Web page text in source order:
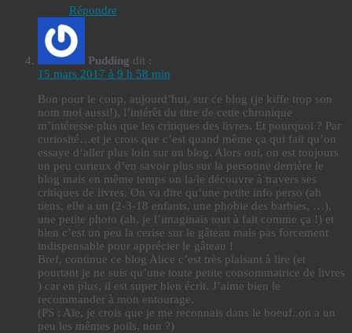
Répondre
Pudding dit :
15 mars 2017 à 9 h 58 min
Bon pour le coup, aujourd’hui, sur ce blog (je kiffe trop son
nom moi aussi!), l’intérêt du titre de cette chronique
m’intéresse plus que les critiques des livres. Et pourquoi ? Par
curiosité…et je crois que c’est quand même ça qui fait qu’on
essaye d’aller plus loin sur un blog. Alors oui, on est toujours
un peu curieux d’en savoir plus sur la personne derrière le
blog mais en même temps on la/le découvre à travers ses
critiques de livres. On va dire qu’une petite info perso (ah
tiens, elle a un (2-3-18 enfants, une phobie des barbies, …),
une petite photo (ah, je l’imaginais tout à fait comme ça !) et
bien c’est un peu la cerise sur le gâteau mais pas forcement
indispensable pour apprécier le gâteau !
Bref, continue ce blog Alice c’est très plaisant à lire (et
pourtant je ne suis qu’une toute petite consommatrice de livres
) car en plus, il est super bien écrit. J’aime bien le
recommander à mon entourage.
(PS : Aïe, je crois que je me reconnais dans le boeuf..on a un
peu les mêmes poils, non ?)